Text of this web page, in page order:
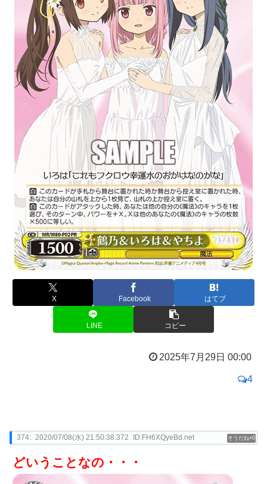
X Facebook はてブ
LINE コピー
2025年7月29日 00:00
4
0
374: 2020/07/08(水) 21:50:38.372 ID:FH6XQyeBd.net
どいうことなの・・・